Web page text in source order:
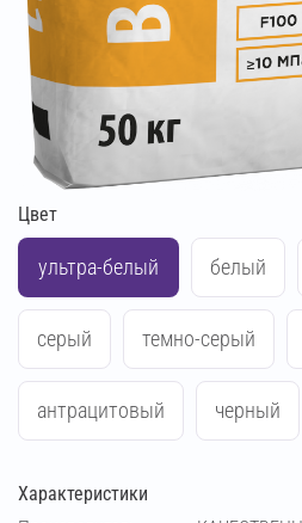
Цвет
ультра-белый белый
серый темно-серый
антрацитовый черный
Характеристики